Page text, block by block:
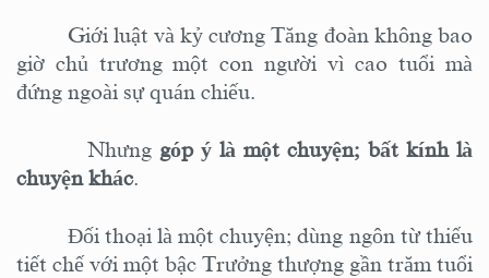
Giới luật và kỷ cương Tăng đoàn không bao
giờ chủ trương một con người vì cao tuổi mà
đứng ngoài sự quán chiếu.
Nhưng góp ý là một chuyện; bất kính là
chuyện khác.
Đối thoại là một chuyện; dùng ngôn từ thiếu
tiết chế với một bậc Trưởng thượng gần trăm tuổi